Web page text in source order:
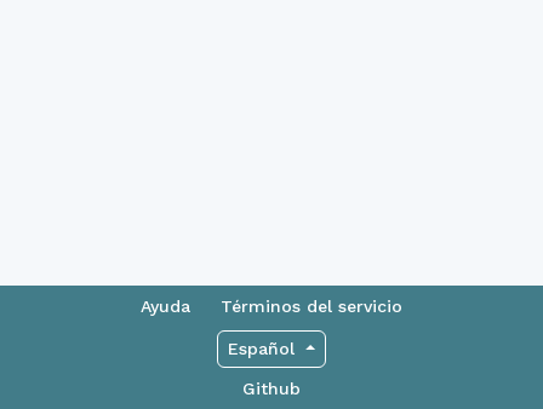
Ayuda Términos del servicio
Español
Github